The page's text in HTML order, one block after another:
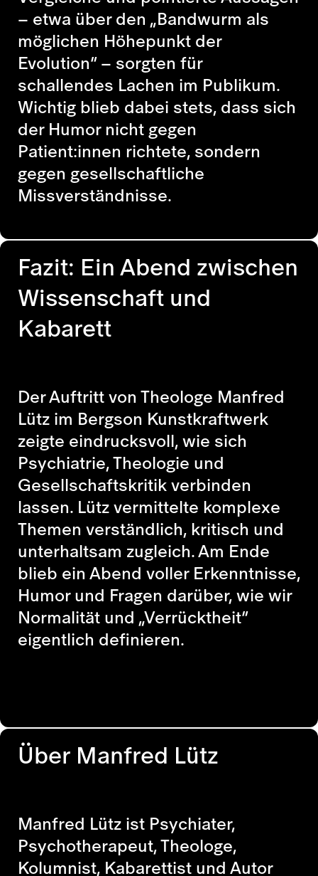
– etwa über den „Bandwurm als
möglichen Höhepunkt der
Evolution“ – sorgten für
schallendes Lachen im Publikum.
Wichtig blieb dabei stets, dass sich
der Humor nicht gegen
Patient:innen richtete, sondern
gegen gesellschaftliche
Missverständnisse.
Fazit: Ein Abend zwischen
Wissenschaft und
Kabarett
Der Auftritt von Theologe Manfred
Lütz im Bergson Kunstkraftwerk
zeigte eindrucksvoll, wie sich
Psychiatrie, Theologie und
Gesellschaftskritik verbinden
lassen. Lütz vermittelte komplexe
Themen verständlich, kritisch und
unterhaltsam zugleich. Am Ende
blieb ein Abend voller Erkenntnisse,
Humor und Fragen darüber, wie wir
Normalität und „Verrücktheit“
eigentlich definieren.
Über Manfred Lütz
Manfred Lützist Psychiater,
Psychotherapeut, Theologe,
Kolumnist, Kabarettist und Autor